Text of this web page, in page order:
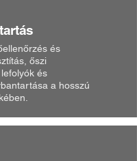
és
őszi
és
a hosszú